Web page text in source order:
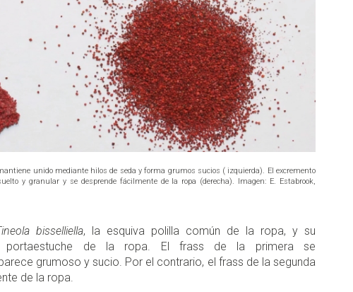
unido mediante hilos de seda y forma grumos sucios ( izquierda). El excremento
y granular y se desprende fácilmente de la ropa (derecha). Imagen: E. Estabrook,
bisselliella, la esquiva polilla común de la ropa, y su
de la ropa. El frass de la primera se
grumoso y sucio. Por el contrario, el frass de la segunda
de la ropa.